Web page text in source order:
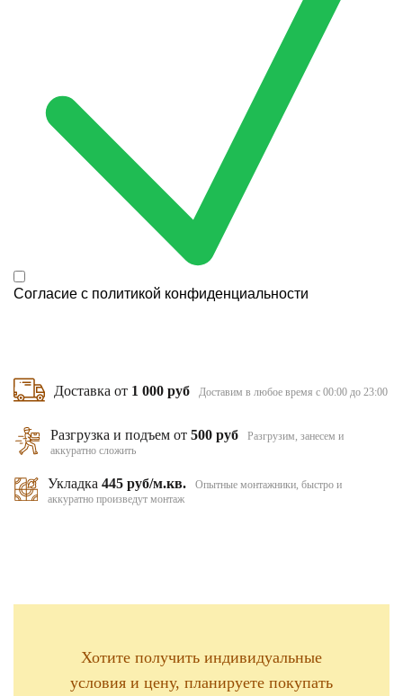
Согласие с политикой конфиденциальности
Доставка от 1 000 руб Доставим в любое время с 00:00 до 23:00
Разгрузка и подъем от500 руб
Разгрузим, занесем и
аккуратно сложить
Укладка 445 руб/м.кв.
Опытные монтажники, быстро и
аккуратно произведут монтаж
Хотите получить индивидуальные
условия и цену, планируете покупать